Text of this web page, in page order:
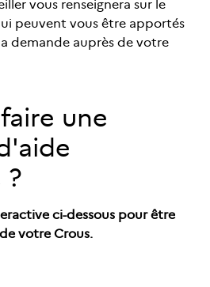
vous renseignera sur le
peuvent vous être apportés
demande auprès de votre
une
?
ci-dessous pour être
votre Crous.